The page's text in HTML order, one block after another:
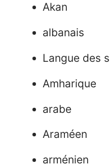
Akan
albanais
Langue des
Amharique
arabe
Araméen
arménien